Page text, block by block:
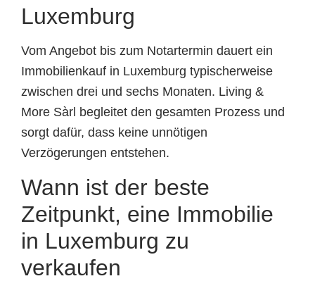
Luxemburg
Vom Angebot bis zum Notartermin dauert ein
Immobilienkauf in Luxemburg typischerweise
zwischen drei und sechs Monaten. Living &
More Sàrl begleitet den gesamten Prozess und
sorgt dafür, dass keine unnötigen
Verzögerungen entstehen.
Wann ist der beste
Zeitpunkt, eine Immobilie
in Luxemburg zu
verkaufen